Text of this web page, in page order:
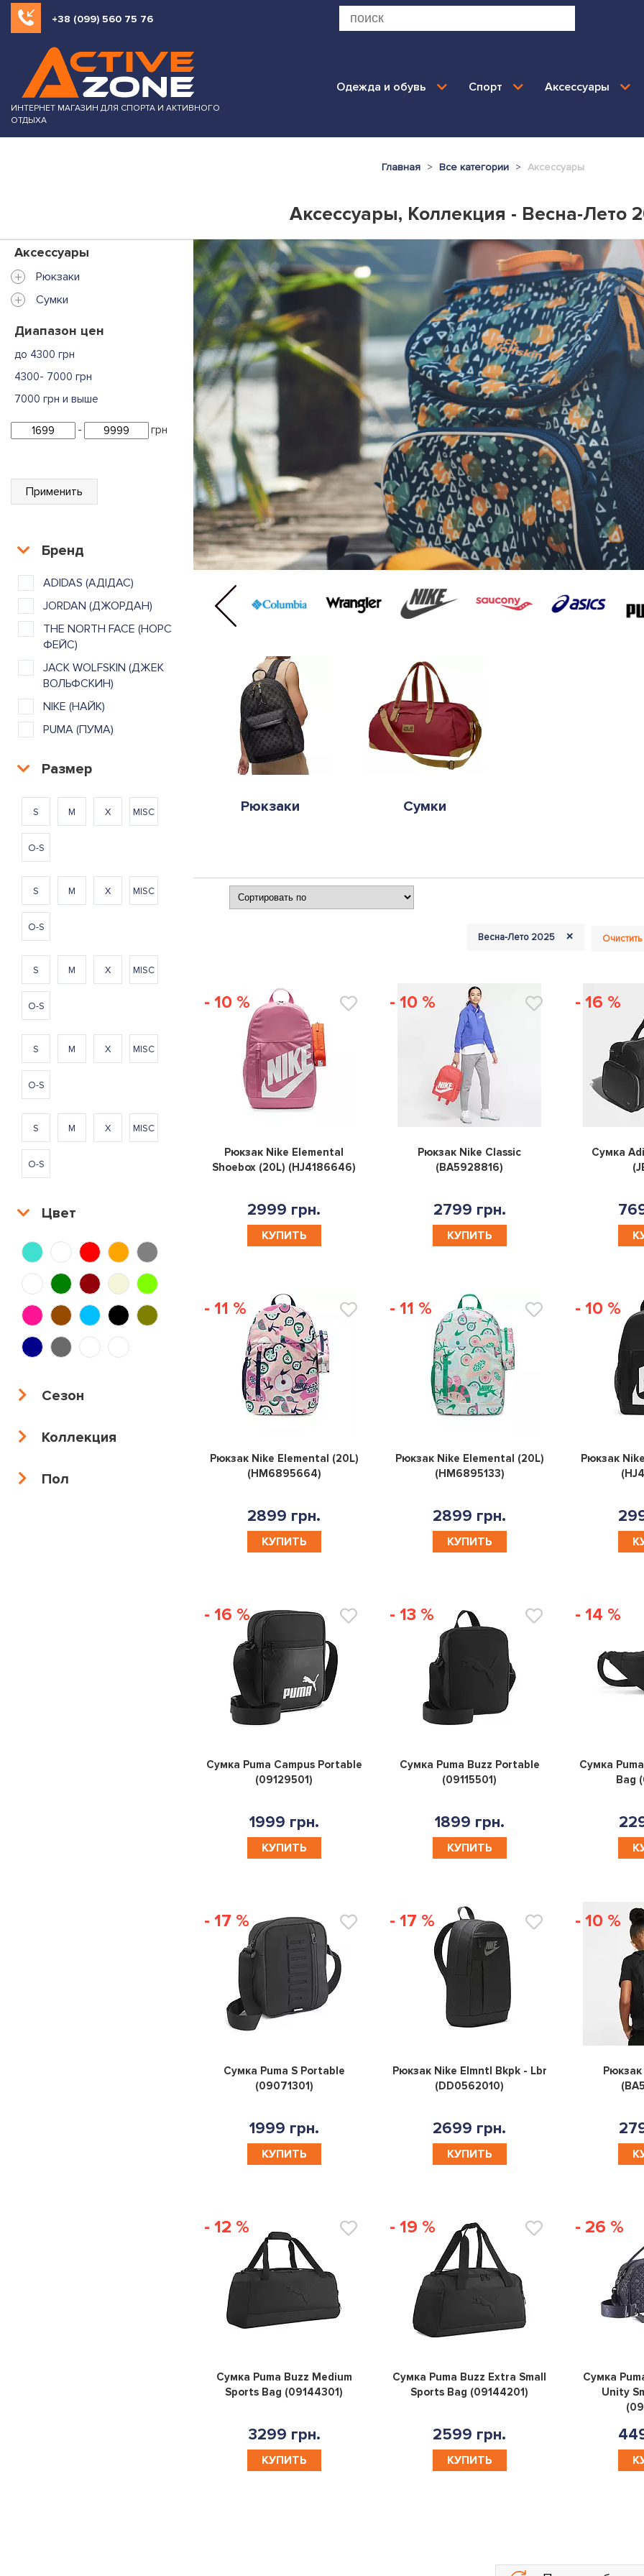
+38 (099) 560 75 76
ИНТЕРНЕТ МАГАЗИН ДЛЯ СПОРТА И АКТИВНОГО
ОТДЫХА
Одежда и обувь Спорт Аксессуары
Главная Все категории Аксессуары
Аксессуары, Коллекция - Весна-Лето
Аксессуары
+ Рюкзаки
+ Сумки
Диапазон цен
до 4300 грн
4300- 7000 грн
7000 грн и выше
- грн
Применить
Бренд
ADIDAS (АДІДАС)
JORDAN (ДЖОРДАН)
THE NORTH FACE (НОРС
ФЕЙС)
JACK WOLFSKIN (ДЖЕК
ВОЛЬФСКИН)
NIKE (НАЙК)
PUMA (ПУМА)
Размер
S M X MISC
O-S
S M X MISC
O-S
S M X MISC
O-S
S M X MISC
O-S
S M X MISC
O-S
Цвет
Сезон
Коллекция
Пол
Рюкзаки Сумки
Весна-Лето 2025 +
- 10 %
Рюкзак Nike Elemental
Shoebox (20L) (HJ4186646)
2999 грн.
КУПИТЬ
- 10 %
Рюкзак Nike Classic
(BA5928816)
2799 грн.
КУПИТЬ
- 16 %
Сумка
- 11 %
0
Рюкзак Nike Elemental (20L)
(HM6895664)
2899 грн.
КУПИТЬ
- 11 %
0
Рюкзак Nike Elemental (20L)
(HM6895133)
2899 грн.
КУПИТЬ
- 10 %
Рюкзак
- 16 %
0
Сумка Puma Campus Portable
(09129501)
1999 грн.
КУПИТЬ
- 13 %
0
Сумка Puma Buzz Portable
(09115501)
1899 грн.
КУПИТЬ
- 14 %
Сумка
Bag
- 17 %
Сумка Puma S Portable
(09071301)
1999 грн.
КУПИТЬ
- 17 %
0
Рюкзак Nike Elmntl Bkpk - Lbr
(DD0562010)
2699 грн.
КУПИТЬ
- 10 %
- 12 %
0
Сумка Puma Buzz Medium
Sports Bag (09144301)
3299 грн.
КУПИТЬ
- 19 %
0
Сумка Puma Buzz Extra Small
Sports Bag (09144201)
2599 грн.
КУПИТЬ
- 26 %
Сумка
Unity